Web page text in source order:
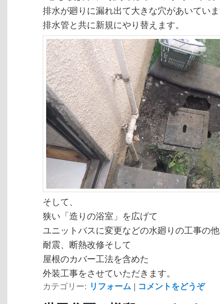
排水が廻りに漏れ出て大きな穴があいてい
排水管と共に新規にやり替えます。
そして、
狭い「造りの浴室」を広げて
ユニットバスに変更などの水廻りの工事の
耐震、断熱改修そして
屋根のカバー工法を含めた
外装工事をさせていただきます。
カテゴリー: リフォーム | コメントをどうぞ